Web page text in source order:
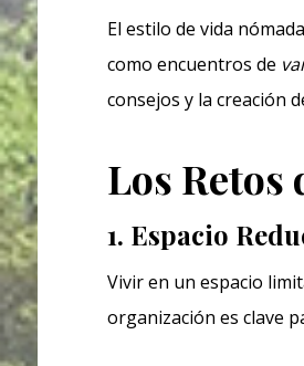
El estilo de vida
como encuentros de
consejos y la creación
Los Retos
1. Espacio
Vivir en un espacio
organización es clave